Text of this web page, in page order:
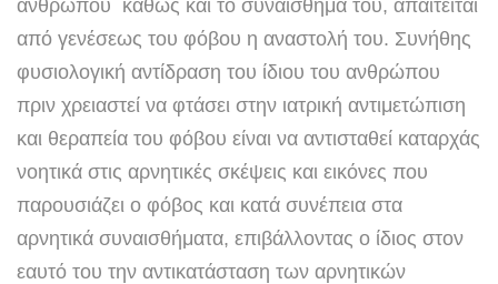
ανθρώπου καθώς και το συναίσθημά του, απαιτείται
από γενέσεως του φόβου η αναστολή του. Συνήθης
φυσιολογική αντίδραση του ίδιου του ανθρώπου
πριν χρειαστεί να φτάσει στην ιατρική αντιμετώπιση
και θεραπεία του φόβου είναι να αντισταθεί καταρχάς
νοητικά στις αρνητικές σκέψεις και εικόνες που
παρουσιάζει ο φόβος και κατά συνέπεια στα
αρνητικά συναισθήματα, επιβάλλοντας ο ίδιος στον
εαυτό του την αντικατάσταση των αρνητικών